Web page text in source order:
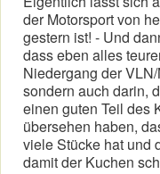
der Motorsport von
gestern ist! - Und
dass eben alles
Niedergang der
sondern auch darin,
einen guten Teil des
übersehen haben,
viele Stücke hat und
damit der Kuchen